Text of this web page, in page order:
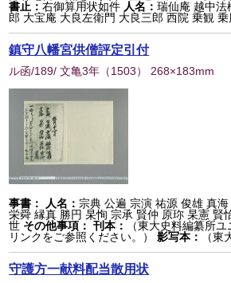
書止：右御算用状如件 人名：瑞仙庵 越中法
郎 大宝庵 大良左衛門 大良三郎 西院 乗観 乗
鎮守八幡宮供僧評定引付
ル函/189/ 文亀3年 （1503） 268×183mm
事書： 人名： 宗典 公遍 宗演 祐源 俊雄 真
栄舜 縁真 勝円 杲恂 宗承 賢仲 原珎 杲憲 賢
世 その他事項： 刊本：
（東大史料編纂所
リンクをご参照ください。）
影写本： （東
守護方一献料配当散用状